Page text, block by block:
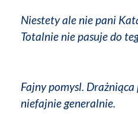
Niestety ale nie pani
Totalnie nie pasuje do
Fajny pomysl.
niefajnie generalnie.